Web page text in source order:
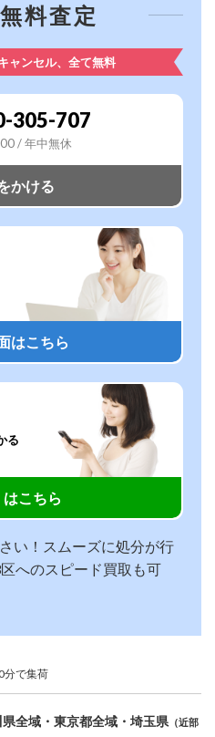
料査定
ャンセル、全て無料
305-707
/ 年中無休
かける
はこちら
る
こちら
い！スムーズに処分が行
へのスピード買取も可
分で集荷
全域・東京都全域・埼玉県 （近部